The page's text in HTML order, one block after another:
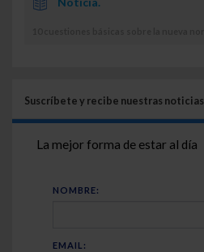
Suscríbete y recibe nuestras noticias
La mejor forma de estar al día
NOMBRE:
EMAIL: